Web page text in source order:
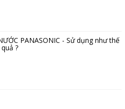
PANASONIC - Sử dụng như thế
?